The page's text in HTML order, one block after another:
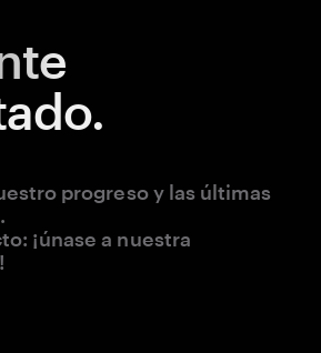
progreso y las últimas
¡únase a nuestra